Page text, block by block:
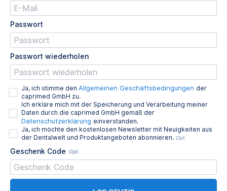
Passwort
Passwort wiederholen
Ja, ich stimme den Allgemeinen Geschäftsbedingungen der
caprimed GmbH zu.
Ich erkläre mich mit der Speicherung und Verarbeitung meiner
Daten durch die caprimed GmbH gemäß der
Datenschutzerklärung einverstanden.
Ja, ich möchte den kostenlosen Newsletter mit Neuigkeiten aus
der Dentalwelt und Produktangeboten abonnieren. Opt.
Geschenk Code Opt.